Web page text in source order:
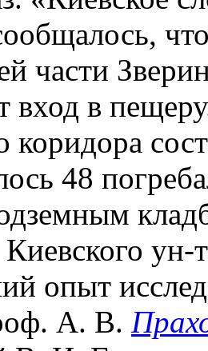
части
вход в
коридора
48
опыт
А. В.